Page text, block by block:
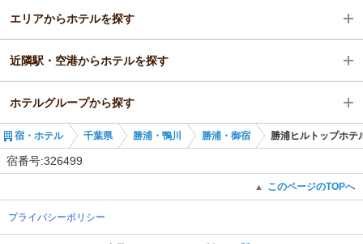
千葉県
勝浦・鴨川
勝浦・御宿
勝浦駅
エリアからホテルを探す
千葉県
勝浦・鴨川
勝浦・御宿
近隣駅・空港からホテルを探す
勝浦駅
鵜原駅
ホテルグループから探す
全国の鴨川グランドホテルグループ
宿・ホテル 千葉県 勝浦・鴨川 勝浦・御宿 勝浦ヒルトップホテ
宿番号:326499
▲ このページのTOPへ
プライバシーポリシー